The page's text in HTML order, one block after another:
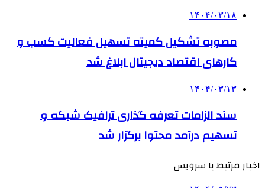
۱۴۰۴/۰۳/۱۸
مصوبه تشکیل کمیته تسهیل فعالیت کسب و
کارهای اقتصاد دیجیتال ابلاغ شد
۱۴۰۴/۰۳/۱۳
سند الزامات تعرفه گذاری ترافیک شبکه و
تسهیم درآمد محتوا برگزار شد
اخبار مرتبط با سرویس